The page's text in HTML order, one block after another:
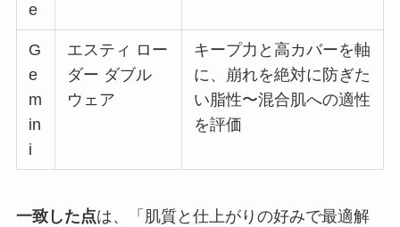
e
G
e
m
in
i
エスティ ロー
ダー ダブル
ウェア
キープ力と高カバーを軸
に、崩れを絶対に防ぎた
い脂性〜混合肌への適性
を評価
一致した点は、「肌質と仕上がりの好みで最適解